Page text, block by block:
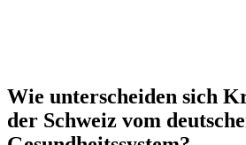
Wie unterscheiden sich
der Schweiz vom